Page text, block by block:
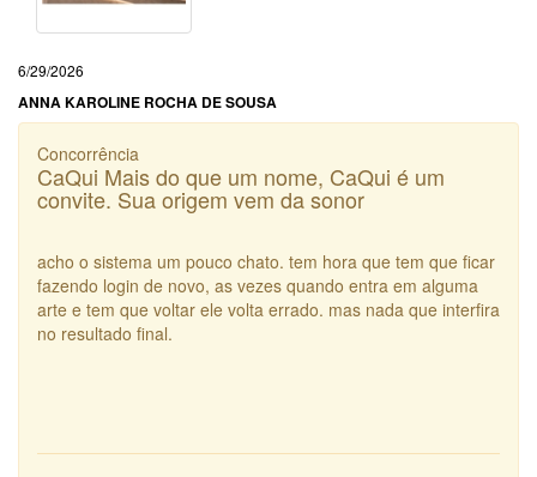
6/29/2026
ANNA KAROLINE ROCHA DE SOUSA
Concorrência
CaQui Mais do que um nome, CaQui é um
convite. Sua origem vem da sonor
acho o sistema um pouco chato. tem hora que tem que ficar
fazendo login de novo, as vezes quando entra em alguma
arte e tem que voltar ele volta errado. mas nada que interfira
no resultado final.